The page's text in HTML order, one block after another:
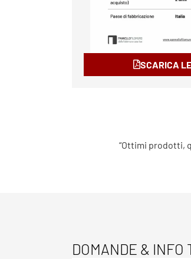
SCARICA
“Ottimi prodotti,
DOMANDE & INFO